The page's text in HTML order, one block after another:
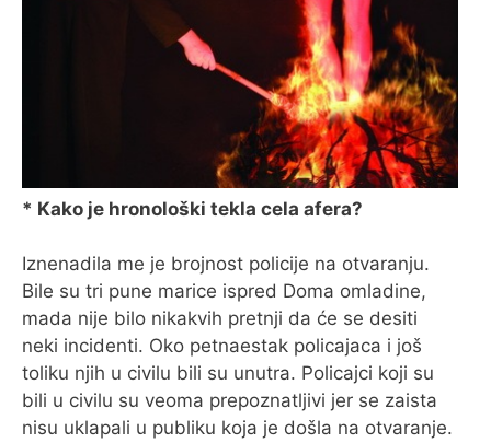
* Kako je hronološki tekla cela afera?
Iznenadila me je brojnost policije na otvaranju.
Bile su tri pune marice ispred Doma omladine,
mada nije bilo nikakvih pretnji da će se desiti
neki incidenti. Oko petnaestak policajaca i još
toliku njih u civilu bili su unutra. Policajci koji su
bili u civilu su veoma prepoznatljivi jer se zaista
nisu uklapali u publiku koja je došla na otvaranje.